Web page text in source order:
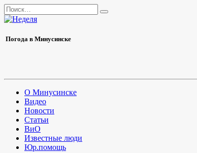
Перейти
к
содержанию
Search
for:
Погода в Минусинске
О Минусинске
Видео
Новости
Статьи
ВиО
Известные люди
Юр.помощь